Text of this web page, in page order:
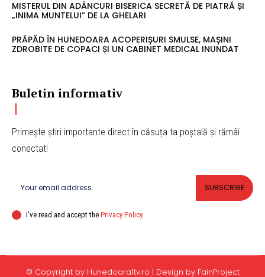
MISTERUL DIN ADÂNCURI BISERICA SECRETĂ DE PIATRĂ ȘI
„INIMA MUNTELUI” DE LA GHELARI
PRĂPĂD ÎN HUNEDOARA ACOPERIȘURI SMULSE, MAȘINI
ZDROBITE DE COPACI ȘI UN CABINET MEDICAL INUNDAT
Buletin informativ
Primește știri importante direct în căsuța ta poștală și rămâi
conectat!
SUBSCRIBE
I've read and accept the Privacy Policy.
© Copyright by Hunedoara1tv.ro | Design by FainProject